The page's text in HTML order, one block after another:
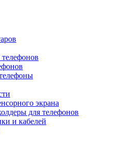
экрана
для телефонов
и кабелей